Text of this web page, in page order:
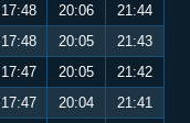
17:48 20:06
21:44
17:48 20:05
21:43
17:47 20:05
21:42
17:47 20:04
21:41